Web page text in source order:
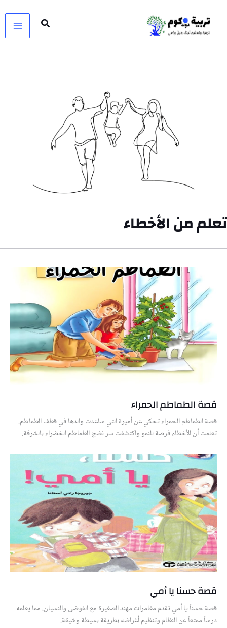
المحتوى
تعلم من الأخطاء
قصة الطماطم الحمراء
قصة الطماطم الحمراء تحكي عن أميرة التي ساعدت والدها في قطف الطماطم.
تعلمت أن الأخطاء فرصة للنمو واكتشفت سر نضج الطماطم الخضراء بالشرفة.
قصة حسنا يا أمي
قصة حسناً يا أمي تقدم مغامرات مهند الصغيرة مع الفوضى والنسيان، مما يعلمه
درساً ممتعاً عن النظام وتنظيم أغراضه بطريقة بسيطة وشيقة.